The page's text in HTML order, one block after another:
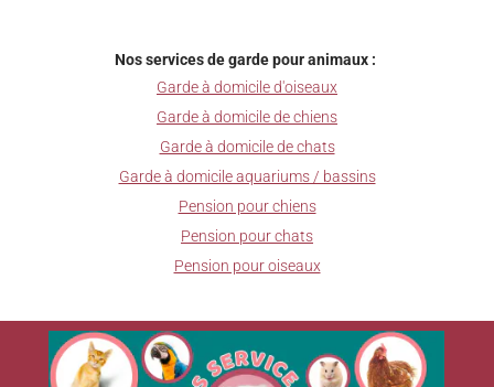
Nos services de garde pour animaux :
Garde à domicile d'oiseaux
Garde à domicile de chiens
Garde à domicile de chats
Garde à domicile aquariums / bassins
Pension pour chiens
Pension pour chats
Pension pour oiseaux